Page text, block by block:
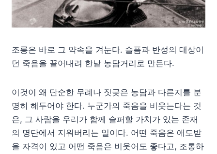
조롱은 바로 그 약속을 겨눈다. 슬픔과 반성의 대상이
던 죽음을 끌어내려 한낱 농담거리로 만든다.
이것이 왜 단순한 무례나 짓궂은 농담과 다른지를 분
명히 해두어야 한다. 누군가의 죽음을 비웃는다는 것
은, 그 사람을 우리가 함께 슬퍼할 가치가 있는 존재
의 명단에서 지워버리는 일이다. 어떤 죽음은 애도받
을 자격이 있고 어떤 죽음은 비웃어도 좋다고, 조롱하